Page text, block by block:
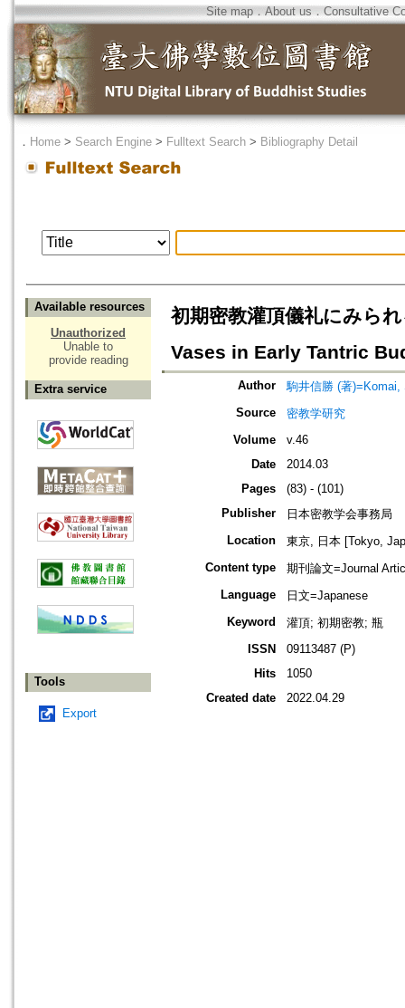
Site map．About us ． Consultative
． Home > Search Engine > Fulltext Search > Bibliography Detail
Available resources
Unauthorized
Unable to
provide reading
Extra service
Tools
Export
初期密教灌頂儀礼にみら
Vases in Early Tantric
Author
駒井信勝 (著)=Komai,
Source
密教学研究
Volume
v.46
Date
2014.03
Pages
(83) - (101)
Publisher
日本密教学会事務局
Location
東京, 日本 [Tokyo,
Content type
期刊論文=Journal
Language
日文=Japanese
Keyword
灌頂; 初期密教; 瓶
ISSN
09113487 (P)
Hits
1050
Created date
2022.04.29